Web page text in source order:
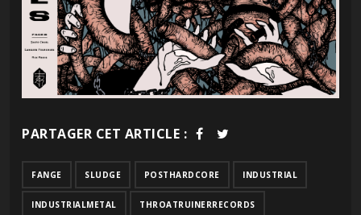
PARTAGER CET ARTICLE :
FANGE SLUDGE POSTHARDCORE INDUSTRIAL
INDUSTRIALMETAL THROATRUINERRECORDS